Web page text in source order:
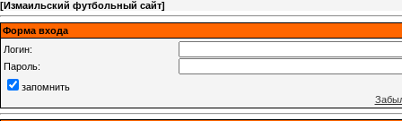
[Измаильский футбольный сайт]
Форма входа
Логин:
Пароль:
запомнить